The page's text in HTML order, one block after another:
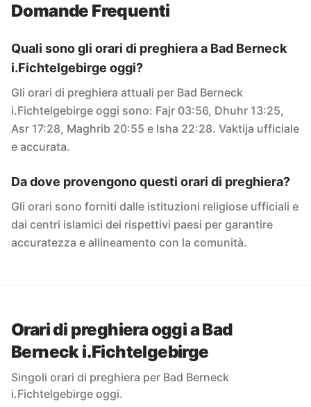
Domande Frequenti
Quali sono gli orari di preghiera a Bad Berneck
i.Fichtelgebirge oggi?
Gli orari di preghiera attuali per Bad Berneck
i.Fichtelgebirge oggi sono: Fajr 03:56, Dhuhr 13:25,
Asr 17:28, Maghrib 20:55 e Isha 22:28. Vaktija ufficiale
e accurata.
Da dove provengono questi orari di preghiera?
Gli orari sono forniti dalle istituzioni religiose ufficiali e
dai centri islamici dei rispettivi paesi per garantire
accuratezza e allineamento con la comunità.
Orari di preghiera oggi a Bad
Berneck i.Fichtelgebirge
Singoli orari di preghiera per Bad Berneck
i.Fichtelgebirge oggi.